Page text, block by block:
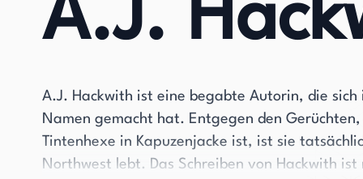
A.J.
A.J. Hackwith ist eine begabte Autorin, die sich
Namen gemacht hat. Entgegen den
Tintenhexe in Kapuzenjacke ist, ist sie
Northwest lebt. Das Schreiben von Hackwith